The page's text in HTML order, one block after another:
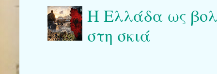
Η Ελλάδα ως
στη σκιά